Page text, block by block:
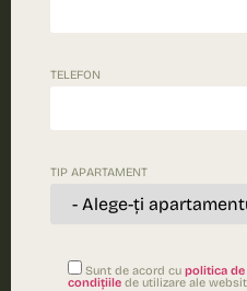
TELEFON
TIP APARTAMENT
Sunt de acord cu politica
condițiile de utilizare ale